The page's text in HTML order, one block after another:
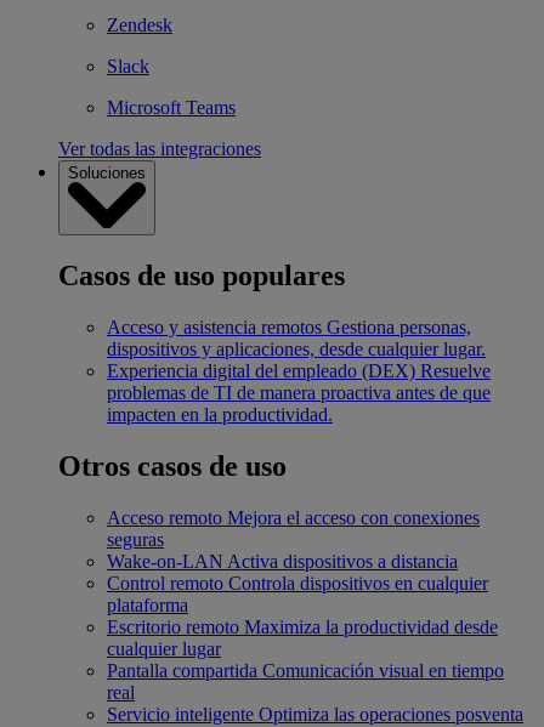
Zendesk
Slack
Microsoft Teams
Ver todas las integraciones
Soluciones
Casos de uso populares
Acceso y asistencia remotos Gestiona personas,
dispositivos y aplicaciones, desde cualquier lugar.
Experiencia digital del empleado (DEX) Resuelve
problemas de TI de manera proactiva antes de que
impacten en la productividad.
Otros casos de uso
Acceso remoto Mejora el acceso con conexiones
seguras
Wake-on-LAN Activa dispositivos a distancia
Control remoto Controla dispositivos en cualquier
plataforma
Escritorio remoto Maximiza la productividad desde
cualquier lugar
Pantalla compartida Comunicación visual en tiempo
real
Servicio inteligente Optimiza las operaciones posventa